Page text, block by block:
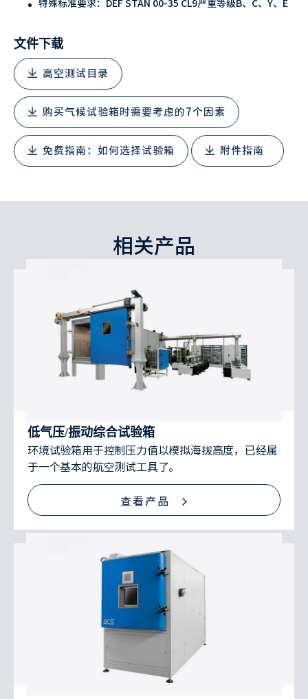
特殊标准要求：DEF STAN 00-35 CL9严重等级B、C、Y、E
文件下载
高空测试目录
购买气候试验箱时需要考虑的7个因素
免费指南：如何选择试验箱 附件指南
相关产品
低气压/振动综合试验箱
环境试验箱用于控制压力值以模拟海拔高度，已经属
于一个基本的航空测试工具了。
查看产品